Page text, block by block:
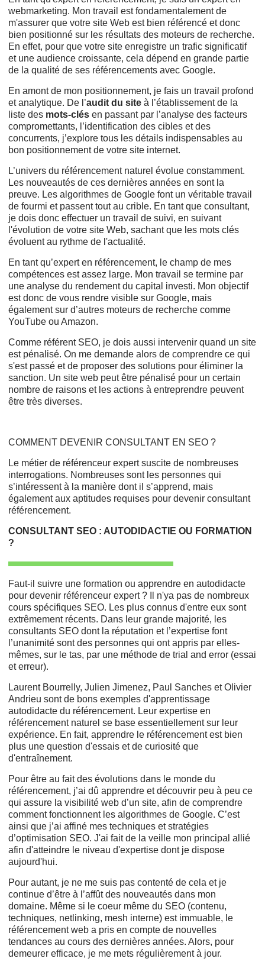
webmarketing. Mon travail est fondamentalement de
m'assurer que votre site Web est bien référencé et donc
bien positionné sur les résultats des moteurs de recherche.
En effet, pour que votre site enregistre un trafic significatif
et une audience croissante, cela dépend en grande partie
de la qualité de ses référencements avec Google.
En amont de mon positionnement, je fais un travail profond
et analytique. De l’audit du site à l’établissement de la
liste des mots-clés en passant par l’analyse des facteurs
compromettants, l’identification des cibles et des
concurrents, j’explore tous les détails indispensables au
bon positionnement de votre site internet.
L’univers du référencement naturel évolue constamment.
Les nouveautés de ces dernières années en sont la
preuve. Les algorithmes de Google font un véritable travail
de fourmi et passent tout au crible. En tant que consultant,
je dois donc effectuer un travail de suivi, en suivant
l'évolution de votre site Web, sachant que les mots clés
évoluent au rythme de l'actualité.
En tant qu’expert en référencement, le champ de mes
compétences est assez large. Mon travail se termine par
une analyse du rendement du capital investi. Mon objectif
est donc de vous rendre visible sur Google, mais
également sur d’autres moteurs de recherche comme
YouTube ou Amazon.
Comme référent SEO, je dois aussi intervenir quand un site
est pénalisé. On me demande alors de comprendre ce qui
s'est passé et de proposer des solutions pour éliminer la
sanction. Un site web peut être pénalisé pour un certain
nombre de raisons et les actions à entreprendre peuvent
être très diverses.
COMMENT DEVENIR CONSULTANT EN SEO ?
Le métier de référenceur expert suscite de nombreuses
interrogations. Nombreuses sont les personnes qui
s’intéressent à la manière dont il s’apprend, mais
également aux aptitudes requises pour devenir consultant
référencement.
CONSULTANT SEO : AUTODIDACTIE OU FORMATION
?
Faut-il suivre une formation ou apprendre en autodidacte
pour devenir référenceur expert ? Il n'ya pas de nombreux
cours spécifiques SEO. Les plus connus d'entre eux sont
extrêmement récents. Dans leur grande majorité, les
consultants SEO dont la réputation et l’expertise font
l’unanimité sont des personnes qui ont appris par elles-
mêmes, sur le tas, par une méthode de trial and error (essai
et erreur).
Laurent Bourrelly, Julien Jimenez, Paul Sanches et Olivier
Andrieu sont de bons exemples d'apprentissage
autodidacte du référencement. Leur expertise en
référencement naturel se base essentiellement sur leur
expérience. En fait, apprendre le référencement est bien
plus une question d'essais et de curiosité que
d'entraînement.
Pour être au fait des évolutions dans le monde du
référencement, j’ai dû apprendre et découvrir peu à peu ce
qui assure la visibilité web d’un site, afin de comprendre
comment fonctionnent les algorithmes de Google. C’est
ainsi que j’ai affiné mes techniques et stratégies
d’optimisation SEO. J'ai fait de la veille mon principal allié
afin d'atteindre le niveau d'expertise dont je dispose
aujourd'hui.
Pour autant, je ne me suis pas contenté de cela et je
continue d’être à l’affût des nouveautés dans mon
domaine. Même si le coeur même du SEO (contenu,
techniques, netlinking, mesh interne) est immuable, le
référencement web a pris en compte de nouvelles
tendances au cours des dernières années. Alors, pour
demeurer efficace, je me mets régulièrement à jour.